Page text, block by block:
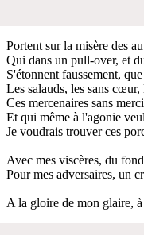
Portent sur la misère des
Qui dans un pull-over, et
S'étonnent faussement,
Les salauds, les sans
Ces mercenaires sans
Et qui même à l'agonie
Je voudrais trouver ces
Avec mes viscères, du
Pour mes adversaires, un
A la gloire de mon glaire,